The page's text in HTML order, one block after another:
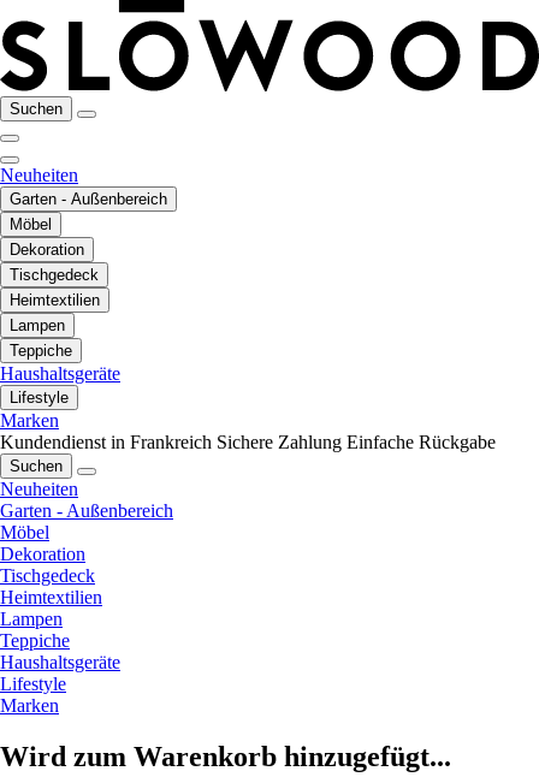
Suchen
Neuheiten
Garten - Außenbereich
Möbel
Dekoration
Tischgedeck
Heimtextilien
Lampen
Teppiche
Haushaltsgeräte
Lifestyle
Marken
Kundendienst in Frankreich Sichere Zahlung Einfache Rückgabe
Suchen
Neuheiten
Garten - Außenbereich
Möbel
Dekoration
Tischgedeck
Heimtextilien
Lampen
Teppiche
Haushaltsgeräte
Lifestyle
Marken
Wird zum Warenkorb hinzugefügt...